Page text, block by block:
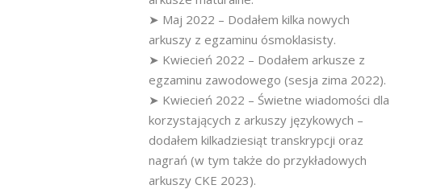
➤ Maj 2022 – Dodałem kilka nowych
arkuszy z egzaminu ósmoklasisty.
➤ Kwiecień 2022 – Dodałem arkusze z
egzaminu zawodowego (sesja zima 2022).
➤ Kwiecień 2022 – Świetne wiadomości dla
korzystających z arkuszy językowych –
dodałem kilkadziesiąt transkrypcji oraz
nagrań (w tym także do przykładowych
arkuszy CKE 2023).